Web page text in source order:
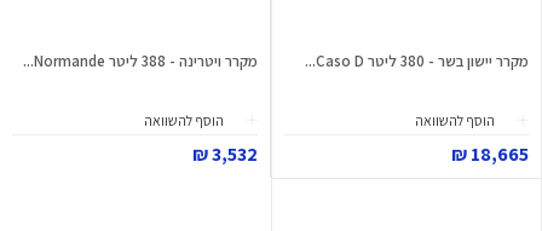
מקרר יישון בשר - 380 ליטר Caso D...
הוסף להשוואה
18,665 ₪
מקרר ויטרינה - 388 ליטר Normande...
הוסף להשוואה
3,532 ₪